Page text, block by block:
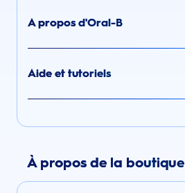
A propos d'Oral-B
Aide et tutoriels
À propos de la boutique